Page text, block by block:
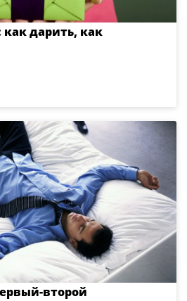
дарить, как
второй